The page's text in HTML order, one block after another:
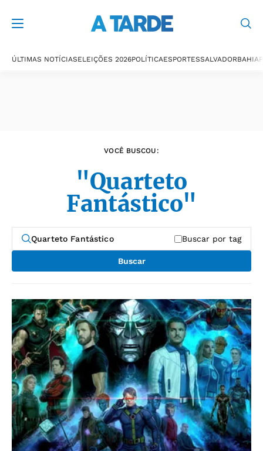
ÚLTIMAS NOTÍCIASELEIÇÕES 2026POLÍTICAESPORTESSALVADORBAHIA
VOCÊ BUSCOU:
"Quarteto
Fantástico"
Buscar por tag
Buscar